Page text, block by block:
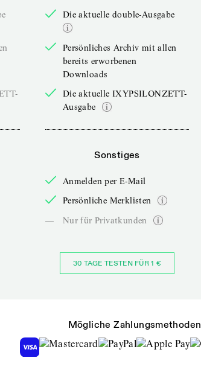
Die aktuelle double-Ausgabe
Persönliches Archiv mit allen
bereits erworbenen
Downloads
Die aktuelle IXYPSILONZETT-
Ausgabe
Sonstiges
Anmelden per E-Mail
Persönliche Merklisten
—
Nur für Privatkunden
30 TAGE TESTEN FÜR 1 €
Mögliche Zahlungsmethoden